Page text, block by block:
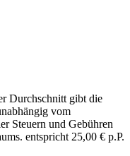
Durchschnitt gibt die
vom
Steuern und Gebühren
entspricht 25,00 € p.P.